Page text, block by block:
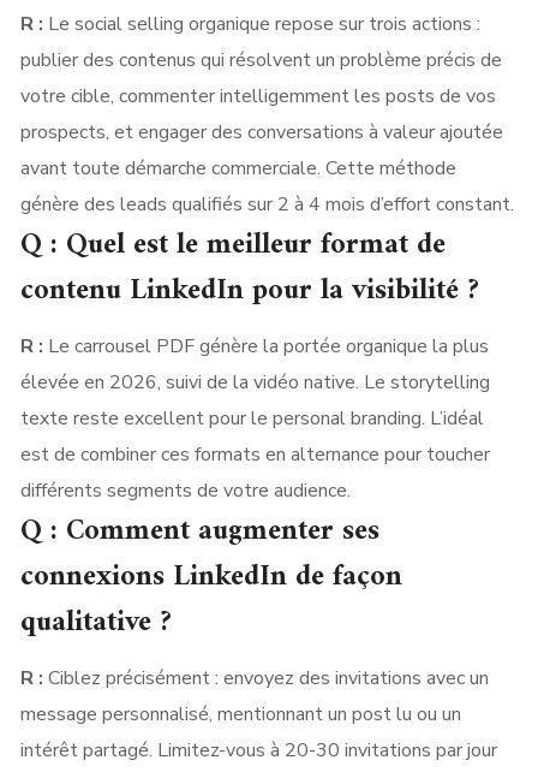
R : Le social selling organique repose sur trois actions :
publier des contenus qui résolvent un problème précis de
votre cible, commenter intelligemment les posts de vos
prospects, et engager des conversations à valeur ajoutée
avant toute démarche commerciale. Cette méthode
génère des leads qualifiés sur 2 à 4 mois d’effort constant.
Q : Quel est le meilleur format de
contenu LinkedIn pour la visibilité ?
R : Le carrousel PDF génère la portée organique la plus
élevée en 2026, suivi de la vidéo native. Le storytelling
texte reste excellent pour le personal branding. L’idéal
est de combiner ces formats en alternance pour toucher
différents segments de votre audience.
Q : Comment augmenter ses
connexions LinkedIn de façon
qualitative ?
R : Ciblez précisément : envoyez des invitations avec un
message personnalisé, mentionnant un post lu ou un
intérêt partagé. Limitez-vous à 20-30 invitations par jour